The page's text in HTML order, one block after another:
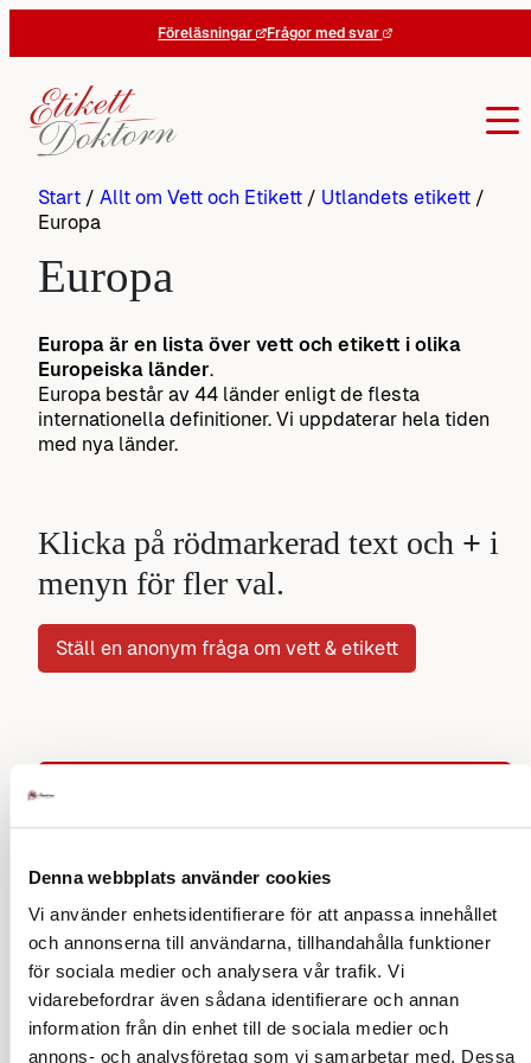
Denna webbplats använder cookies
Vi använder enhetsidentifierare för att anpassa innehållet
och annonserna till användarna, tillhandahålla funktioner
för sociala medier och analysera vår trafik. Vi
vidarebefordrar även sådana identifierare och annan
information från din enhet till de sociala medier och
annons- och analysföretag som vi samarbetar med. Dessa
Föreläsningar Frågor med svar
Utlandets etikett
Kindkyssar, en guide
Europa
Start / Allt om Vett och Etikett / Utlandets etikett /
Europa
Europa
Europa är en lista över vett och etikett i olika
Europeiska länder.
Europa består av 44 länder enligt de flesta
internationella definitioner. Vi uppdaterar hela tiden
med nya länder.
Klicka på rödmarkerad text och + i
menyn för fler val.
Ställ en anonym fråga om vett & etikett